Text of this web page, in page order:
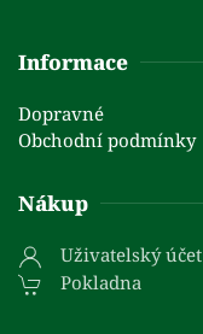
Informace
Dopravné
Obchodní podmínky
Nákup
Uživatelský účet
Pokladna